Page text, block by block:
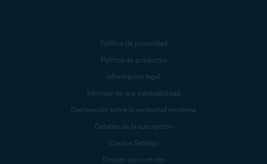
Política de privacidad
Política de productos
Información legal
Informar de una vulnerabilidad
Declaración sobre la esclavitud moderna
Detalles de la suscripción
Cookie Settings
Desistir del contrato